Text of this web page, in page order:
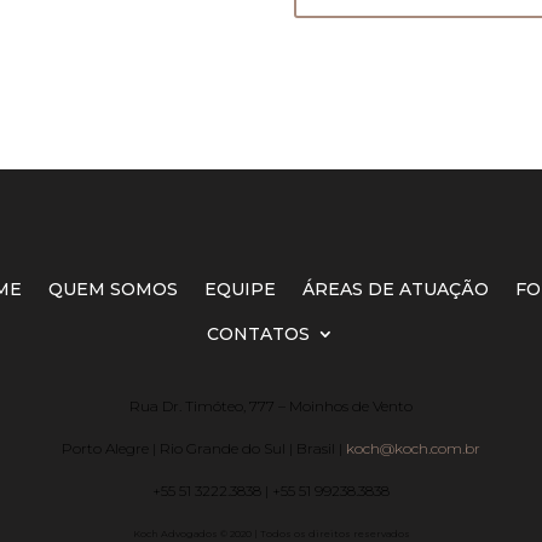
QUEM SOMOS EQUIPE ÁREAS DE ATUAÇÃO
CONTATOS
Rua Dr. Timóteo, 777 – Moinhos de Vento
Porto Alegre | Rio Grande do Sul | Brasil | koch@koch.com.br
+55 51 3222.3838 | +55 51 99238.3838
Koch Advogados © 2020 | Todos os direitos reservados